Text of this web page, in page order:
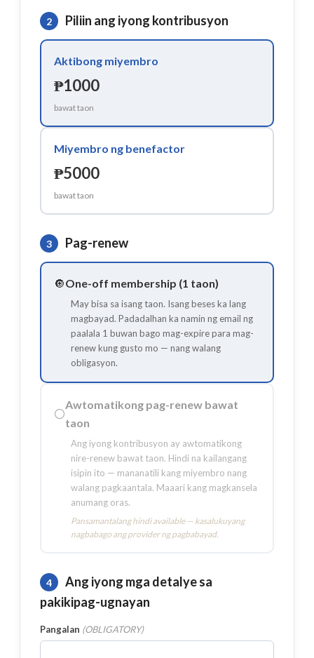
2 Piliin ang iyong kontribusyon
Aktibong miyembro
₱1000
bawat taon
Miyembro ng benefactor
₱5000
bawat taon
3 Pag-renew
🔘One-off membership (1 taon)
May bisa sa isang taon. Isang beses ka lang
magbayad. Padadalhan ka namin ng email ng
paalala 1 buwan bago mag-expire para mag-
renew kung gusto mo — nang walang
obligasyon.
⚪
Awtomatikong pag-renew bawat
taon
Ang iyong kontribusyon ay awtomatikong
nire-renew bawat taon. Hindi na kailangang
isipin ito — mananatili kang miyembro nang
walang pagkaantala. Maaari kang magkansela
anumang oras.
Pansamantalang hindi available — kasalukuyang
nagbabago ang provider ng pagbabayad.
4
Ang iyong mga detalye sa
pakikipag-ugnayan
Pangalan (OBLIGATORY)